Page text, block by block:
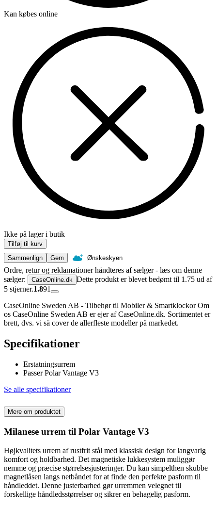
Kan købes online
Ikke på lager i butik
Tilføj til kurv
Sammenlign
Gem Ønskeskyen
Ordre, retur og reklamationer håndteres af sælger - læs om denne
sælger:
CaseOnline.dk Dette produkt er blevet bedømt til 1.75 ud af
5 stjerner.1.891
CaseOnline Sweden AB - Tilbehør til Mobiler & Smartklockor Om
os CaseOnline Sweden AB er ejer af CaseOnline.dk. Sortimentet er
brett, dvs. vi så cover de allerfleste modeller på markedet.
Specifikationer
Erstatningsurrem
Passer Polar Vantage V3
Se alle specifikationer
Mere om produktet
Milanese urrem til Polar Vantage V3
Højkvalitets urrem af rustfrit stål med klassisk design for langvarig
komfort og holdbarhed. Det magnetiske lukkesystem muliggør
nemme og præcise størrelsesjusteringer. Du kan simpelthen skubbe
magnetlåsen langs netbåndet for at finde den perfekte pasform til
håndleddet. Denne justerbarhed gør urremmen velegnet til
forskellige håndledsstørrelser og sikrer en behagelig pasform.